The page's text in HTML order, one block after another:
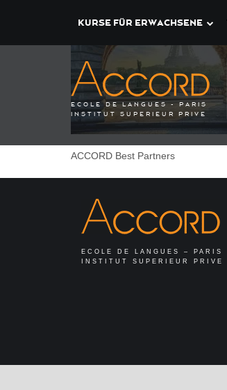
KURSE FÜR ERWACHSENE
ECOLE DE LANGUES - PARIS
INSTITUT SUPERIEUR PRIVE
ACCORD Best Partners
ECOLE DE LANGUES – PARIS
INSTITUT SUPERIEUR PRIVE